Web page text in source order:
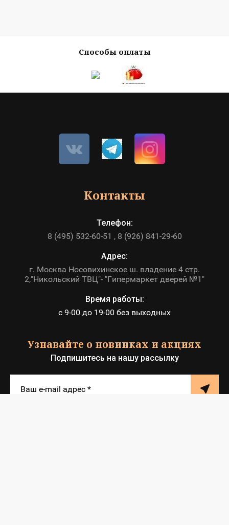
Способы оплаты
Контакты
Телефон:
8 (495) 532-60-51
8 (926) 841-29-60
Адрес:
г. Москва Носовихинское ш. владение 4 стр.
2,"Никольский ТВЦ"- "Гипермаркет дверей №1"
Время работы:
с 9-00 до 19-00 без выходных
Узнавайте о новинках и акциях
Подпишитесь на нашу рассылку